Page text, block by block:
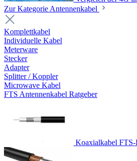
Zur Kategorie Antennenkabel
Komplettkabel
Individuelle Kabel
Meterware
Stecker
Adapter
Splitter / Koppler
Microwave Kabel
FTS Antennenkabel Ratgeber
Koaxialkabel